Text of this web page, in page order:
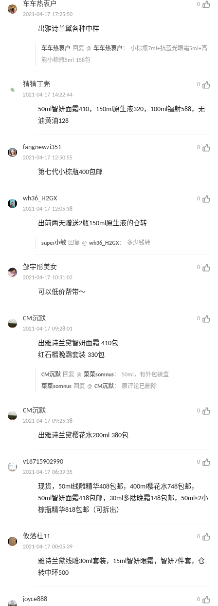
车车热衷户
0
2021-04-17 17:25:50
出雅诗兰黛各种中样
车车热衷户 回复 @ 车车热衷户 ： 小棕瓶7ml+抗蓝光眼霜5ml+高
能小棕瓶5ml 158包
猜猜丁壳
0
2021-04-17 14:22:44
50ml智妍面霜410，150ml原生液320，100ml镭射588，无
油黄油128
fangnewzi351
0
2021-04-17 12:50:55
第七代小棕瓶400包邮
wh36_H2GX
0
2021-04-17 12:05:38
出前两天赠送2瓶150ml原生液的仓转
super小敏 回复 @ wh36_H2GX： 多少钱转
邹宇彤美女
0
2021-04-17 10:31:02
可以低价帮带～
CM沉默
0
2021-04-17 09:28:01
出雅诗兰黛智妍面霜 410包
红石榴晚霜套装 330包
CM沉默 回复 @ 菜菜somnus： 50ml，有外包装盒
菜菜somnus 回复 @ CM沉默： 原评论已删除
CM沉默
0
2021-04-17 09:25:38
出雅诗兰黛樱花水200ml 380包
v18715902990
0
2021-04-17 06:39:35
现货，50ml线雕精华408包邮，400ml樱花水748包邮，
50ml智妍面霜418包邮，30ml多肽晚霜148包邮，50ml×2小
棕瓶精华818包邮（可拆出）
攸落杜11
0
2021-04-17 00:05:39
雅诗兰黛线雕30ml套装，15ml智妍眼霜，智妍7件套，仓
转中环500
joyce888
0